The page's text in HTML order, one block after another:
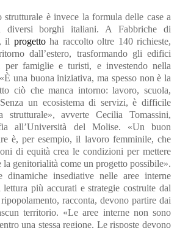
strutturale è invece la formula delle case a
diversi borghi italiani. A Fabbriche di
il progettoha raccolto oltre 140 richieste,
dall’estero, trasformando gli edifici
per famiglie e turisti, e investendo nella
una buona iniziativa, ma spesso non è la
ciò che manca intorno: lavoro, scuola,
un ecosistema di servizi, è difficile
strutturale», avverte Cecilia Tomassini,
all’Università del Molise. «Un buon
è, per esempio, il lavoro femminile, che
di equità crea le condizioni per mettere
la genitorialità come un progetto possibile».
dinamiche insediative nelle aree interne
più accurati e strategie costruite dal
racconta, devono partire dai
territorio. «Le aree interne non sono
una stessa regione. Le risposte devono